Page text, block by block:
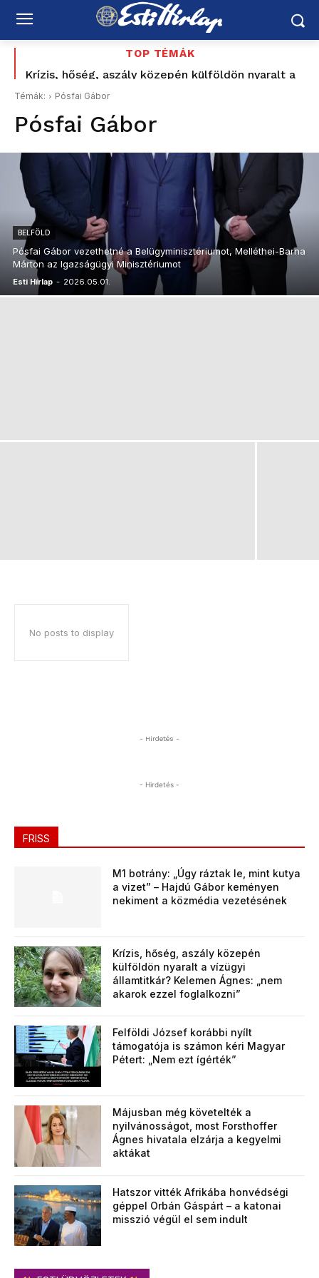
TOP TÉMÁK
Krízis, hőség, aszály közepén külföldön nyaralt a
vízügyi államtitkár? Kelemen Ágnes: „nem akarok
Felföldi József korábbi nyílt támogatója is számon
kéri Magyar Pétert: „Nem ezt ígérték”
Témák: Pósfai Gábor
Pósfai Gábor
BELFÖLD
Pósfai Gábor vezethetné a Belügyminisztériumot, Melléthei-Barna
Márton az Igazságügyi Minisztériumot
Esti Hírlap - 2026.05.01.
No posts to display
- Hirdetés -
- Hirdetés -
FRISS
M1 botrány: „Úgy ráztak le, mint kutya
a vizet” – Hajdú Gábor keményen
nekiment a közmédia vezetésének
Krízis, hőség, aszály közepén
külföldön nyaralt a vízügyi
államtitkár? Kelemen Ágnes: „nem
akarok ezzel foglalkozni”
Felföldi József korábbi nyílt
támogatója is számon kéri Magyar
Pétert: „Nem ezt ígérték”
Májusban még követelték a
nyilvánosságot, most Forsthoffer
Ágnes hivatala elzárja a kegyelmi
aktákat
Hatszor vitték Afrikába honvédségi
géppel Orbán Gáspárt – a katonai
misszió végül el sem indult